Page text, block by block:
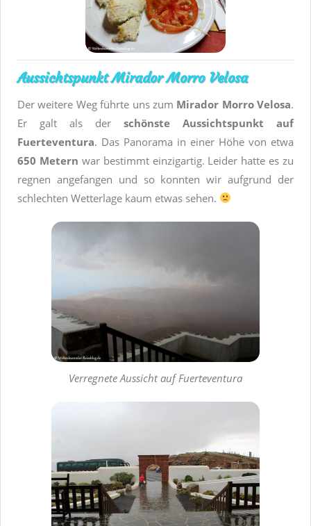
Aussichtspunkt Mirador Morro Velosa
Der weitere Weg führte uns zum Mirador Morro Velosa.
Er galt als der schönste Aussichtspunkt auf
Fuerteventura. Das Panorama in einer Höhe von etwa
650 Metern war bestimmt einzigartig. Leider hatte es zu
regnen angefangen und so konnten wir aufgrund der
schlechten Wetterlage kaum etwas sehen.
Verregnete Aussicht auf Fuerteventura